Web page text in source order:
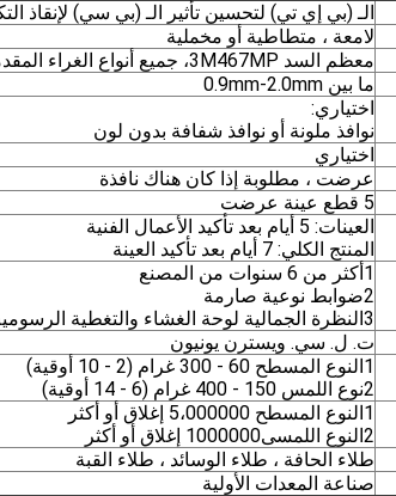
الـ (بي إي تي) لتحسين تأثير الـ (بي سي) لإنقاذ
لامعة ، متطاطية أو مخملية
معظم السد 3M467MP، جميع أنواع الغراء المقدمة
ما بين 0.9mm-2.0mm
اختياري:
نوافذ ملونة أو نوافذ شفافة بدون لون
اختياري
عرضت ، مطلوبة إذا كان هناك نافذة
5 قطع عينة عرضت
العينات: 5 أيام بعد تأكيد الأعمال الفنية
المنتج الكلي: 7 أيام بعد تأكيد العينة
1أكثر من 6 سنوات من المصنع
2ضوابط نوعية صارمة
3النظرة الجمالية لوحة الغشاء والتغطية الرسومية
ت. ل. سي. ويسترن يونيون
1النوع المسطح 60 - 300 غرام (2 - 10 أوقية)
2نوع اللمس 150 - 400 غرام (6 - 14 أوقية)
1النوع المسطح 5،000000 إغلاق أو أكثر
2النوع اللمسى1000000 إغلاق أو أكثر
طلاء الحافة ، طلاء الوسائد ، طلاء القبة
صناعة المعدات الأولية